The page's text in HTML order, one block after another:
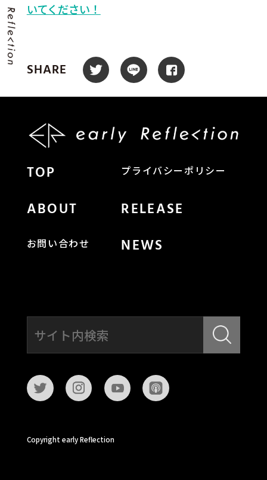
いてください！
SHARE
TOP プライバシーポリシー
ABOUT RELEASE
お問い合わせ NEWS
Copyright early Reflection